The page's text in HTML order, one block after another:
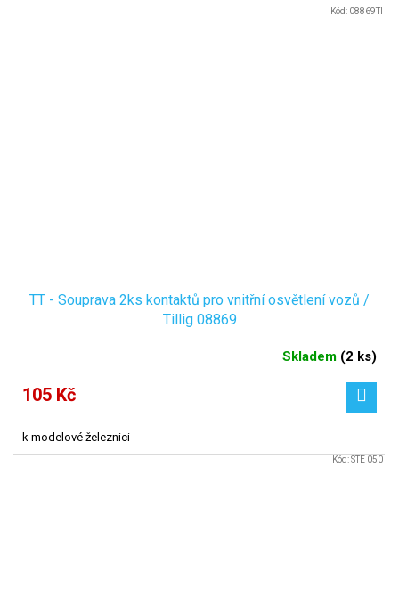
TT - Souprava 2ks kontaktů pro vnitřní osvětlení vozů /
Tillig 08869
Skladem (2 ks)
105 Kč
k modelové železnici
Kód: 08869TI
Kód:STE 050